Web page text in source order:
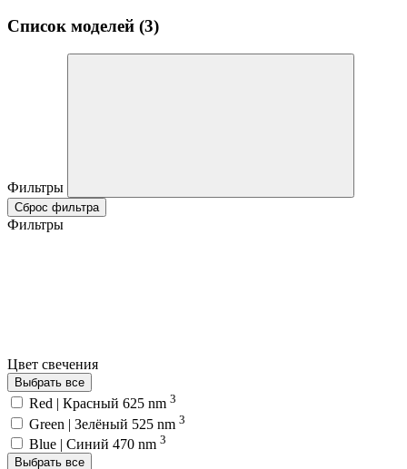
Список моделей (3)
Фильтры
Сброс фильтра
Фильтры
Цвет свечения
Выбрать все
Red | Красный 625 nm 3
Green | Зелёный 525 nm 3
Blue | Синий 470 nm 3
Выбрать все